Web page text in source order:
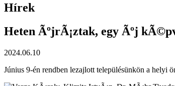
Hírek
Heten ÃºjrÃ¡ztak, egy Ãºj
2024.06.10
Június 9-én rendben lezajlott településünkön a helyi